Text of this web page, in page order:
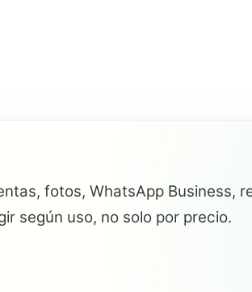
fotos, WhatsApp Business,
según uso, no solo por precio.